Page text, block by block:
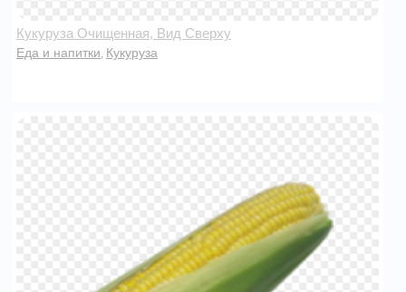
Кукуруза Очищенная, Вид Сверху
Еда и напитки Кукуруза